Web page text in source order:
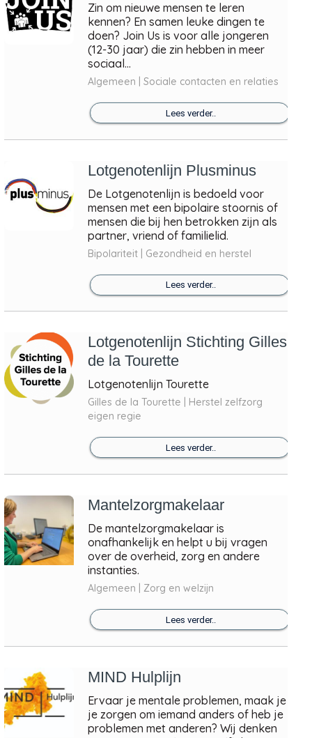
Zin om nieuwe mensen te leren
kennen? En samen leuke dingen te
doen? Join Us is voor alle jongeren
(12-30 jaar) die zin hebben in meer
sociaal...
Algemeen | Sociale contacten en relaties
Lees verder..
Lotgenotenlijn Plusminus
De Lotgenotenlijn is bedoeld voor
mensen met een bipolaire stoornis of
mensen die bij hen betrokken zijn als
partner, vriend of familielid.
Bipolariteit | Gezondheid en herstel
Lees verder..
Lotgenotenlijn Stichting Gilles
de la Tourette
Lotgenotenlijn Tourette
Gilles de la Tourette | Herstel zelfzorg
eigen regie
Lees verder..
Mantelzorgmakelaar
De mantelzorgmakelaar is
onafhankelijk en helpt u bij vragen
over de overheid, zorg en andere
instanties.
Algemeen | Zorg en welzijn
Lees verder..
MIND Hulplijn
Ervaar je mentale problemen, maak je
je zorgen om iemand anders of heb je
problemen met anderen? Wij denken